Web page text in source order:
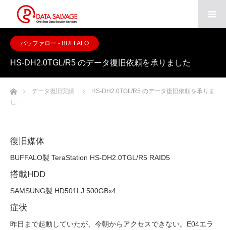
バッファロー - BUFFALO
HS-DH2.0TGL/R5 のデータ復旧依頼を承りました
ホームデータ復旧実績
HS-DH2.0TGL/R5 のデータ復旧依頼を承りま
し…
復旧媒体
BUFFALO製 TeraStation HS-DH2.0TGL/R5 RAID5
搭載HDD
SAMSUNG製 HD501LJ 500GBx4
症状
昨日まで起動していたが、今朝からアクセスできない。E04エラ